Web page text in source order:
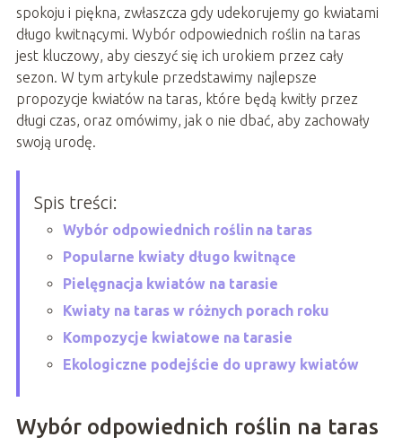
spokoju i piękna, zwłaszcza gdy udekorujemy go kwiatami
długo kwitnącymi. Wybór odpowiednich roślin na taras
jest kluczowy, aby cieszyć się ich urokiem przez cały
sezon. W tym artykule przedstawimy najlepsze
propozycje kwiatów na taras, które będą kwitły przez
długi czas, oraz omówimy, jak o nie dbać, aby zachowały
swoją urodę.
Spis treści:
Wybór odpowiednich roślin na taras
Popularne kwiaty długo kwitnące
Pielęgnacja kwiatów na tarasie
Kwiaty na taras w różnych porach roku
Kompozycje kwiatowe na tarasie
Ekologiczne podejście do uprawy kwiatów
Wybór odpowiednich roślin na taras